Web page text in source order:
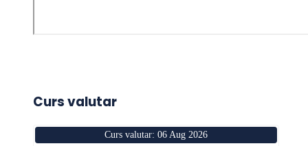
Curs valutar
Curs valutar: 06 Aug 2026